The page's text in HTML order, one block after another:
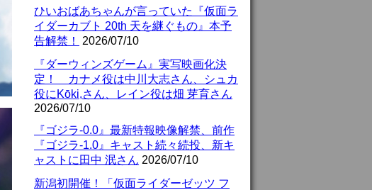
ひいおばあちゃんが言っていた『仮面ラ
イダーカブト 20th 天を継ぐもの』本予
告解禁！
2026/07/10
『ダーウィンズゲーム』実写映画化決
定！ カナメ役は中川大志さん、シュカ
役にKōki,さん、レイン役は畑 芽育さん
2026/07/10
『ゴジラ-0.0』最新特報映像解禁、前作
『ゴジラ-1.0』キャスト続々続投、新キ
ャストに田中 泯さん 2026/07/10
新潟初開催！「仮面ライダーゼッツ フ